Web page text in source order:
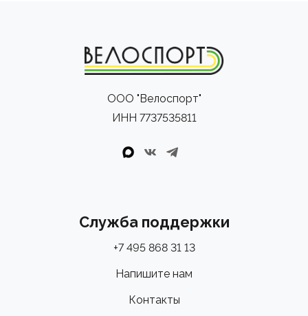
ООО "Велоспорт"
ИНН 7737535811
Служба поддержки
+7 495 868 31 13
Напишите нам
Контакты